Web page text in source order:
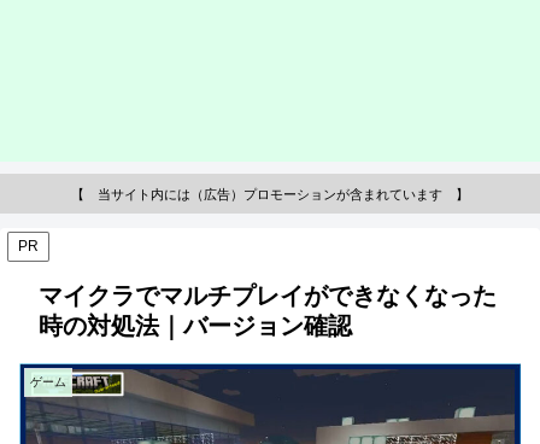
【 当サイト内には（広告）プロモーションが含まれています 】
PR
マイクラでマルチプレイができなくなった
時の対処法｜バージョン確認
ゲーム